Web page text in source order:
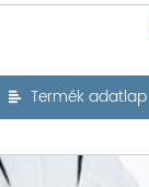
Termék adatlap